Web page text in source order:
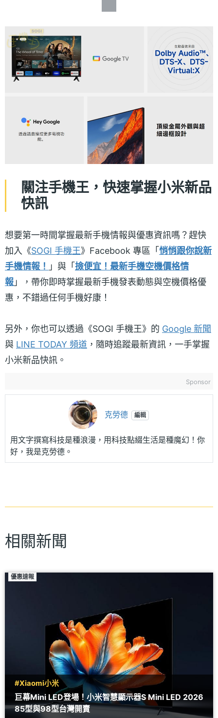
關注手機王，快速掌握小米新品
快訊
想要第一時間掌握最新手機情報與優惠資訊嗎？趕快
加入《SOGI 手機王》Facebook 專區「悄悄跟你說新
手機情報！ 」與「撿便宜！最新手機空機價格情
報 」，帶你即時掌握最新手機發表動態與空機價格優
惠，不錯過任何手機好康！
另外，你也可以透過《SOGI 手機王》的 Google 新聞
與 LINE TODAY 頻道 ，隨時追蹤最新資訊，一手掌握
小米新品快訊。
Sponsor
克勞德 編輯
用文字撰寫科技是種浪漫，用科技點綴生活是種魔幻！你
好，我是克勞德。
相關新聞
優惠速報
#Xiaomi小米
巨幕Mini LED登場！小米智慧顯示器S Mini LED 2026
85型與98型台灣開賣